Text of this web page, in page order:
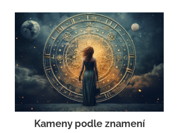
zařízení s kovovým obložením nazvané
Orgonový akumulátor a věřil, že
schránka zachycuje orgonovou energii,
kterou by mohl využít v
průkopnických přístupech k
psychiatrii, medicíně,...
Kameny podle znamení